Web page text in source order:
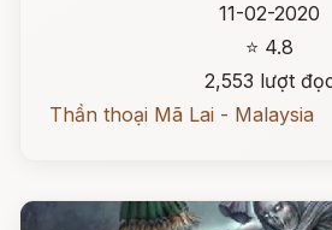
11-02-2020
⭐ 4.8
2,553 lượt
Thần thoại Mã Lai - Malaysia